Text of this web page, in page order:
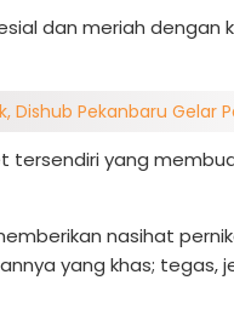
dan meriah dengan
Dishub Pekanbaru Gelar
tersendiri yang
nasihat
yang khas; tegas,